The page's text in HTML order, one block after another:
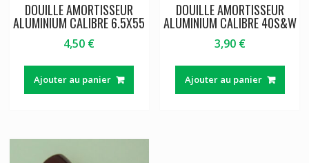
DOUILLE AMORTISSEUR
ALUMINIUM CALIBRE 6.5X55
4,50 €
Ajouter au panier
DOUILLE AMORTISSEUR
ALUMINIUM CALIBRE 40S&W
3,90 €
Ajouter au panier